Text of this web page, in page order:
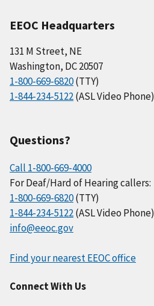
EEOC Headquarters
131 M Street, NE
Washington, DC 20507
1-800-669-6820(TTY)
1-844-234-5122(ASL Video Phone)
Questions?
Call 1-800-669-4000
For Deaf/Hard of Hearing callers:
1-800-669-6820(TTY)
1-844-234-5122(ASL Video Phone)
info@eeoc.gov
Find your nearest EEOC office
Connect With Us